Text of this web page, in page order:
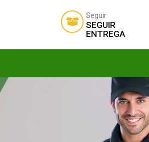
Seguir
SEGUIR
ENTREGA